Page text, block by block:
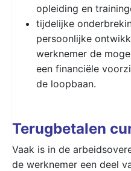
opleiding en
tijdelijke
persoonlijke
werknemer de
een financiële
de loopbaan.
Terugbetalen
Vaak is in de
de werknemer een deel